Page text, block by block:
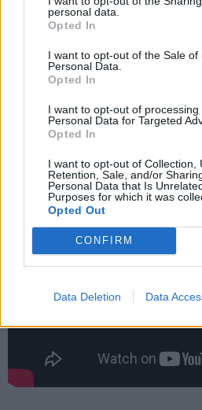
personal data.
Opted In
I want to opt-out of the Sale of
Personal Data.
Opted In
I want to opt-out of processing
Personal Data for Targeted
Opted In
I want to opt-out of Collection,
Retention, Sale, and/or
Personal Data that Is
Purposes for which it was
Opted Out
CONFIRM
Data Deletion Data
pačia apranga išlipo iš lėktuvo
Tai darydama pirmoji ponia
JAV prezidentas Donaldas
švarkas „nurodo į netikrą